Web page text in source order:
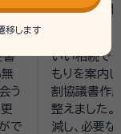
い
書
う
で
車のみで、
いい相続で
もりを案内
割協議書作
整えました
減し、必要
移します